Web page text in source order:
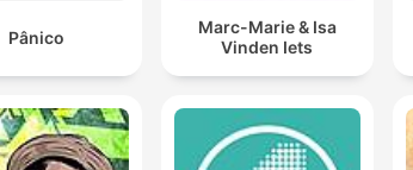
Pânico
Marc-Marie & Isa
Vinden Iets